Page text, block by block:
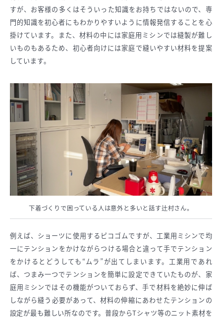
すが、お客様の多くはそういった知識をお持ちではないので、専
門的知識を初心者にもわかりやすいように情報発信することを心
掛けています。また、材料の中には家庭用ミシンでは縫製が難し
いものもあるため、初心者向けには家庭で縫いやすい材料を提案
しています。
下着づくりで困っている人は意外と多いと話す辻村さん。
例えば、ショーツに使用するピコゴムですが、工業用ミシンで均
一にテンションをかけながらつける場合と違って手でテンション
をかけるとどうしても“ムラ”が出てしまいます。工業用であれ
ば、つまみ一つでテンションを簡単に設定できていたものが、家
庭用ミシンではその機能がついておらず、手で材料を絶妙に伸ば
しながら縫う必要があって、材料の伸縮にあわせたテンションの
設定が最も難しい所なのです。普段からTシャツ等のニット素材を